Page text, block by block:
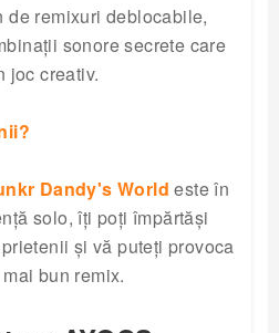
de remixuri deblocabile,
sonore secrete care
joc creativ.
Dandy's World este în
solo, îți poți împărtăși
și vă puteți provoca
bun remix.